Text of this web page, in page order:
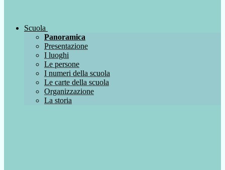
Scuola
Panoramica
Presentazione
I luoghi
Le persone
I numeri della scuola
Le carte della scuola
Organizzazione
La storia